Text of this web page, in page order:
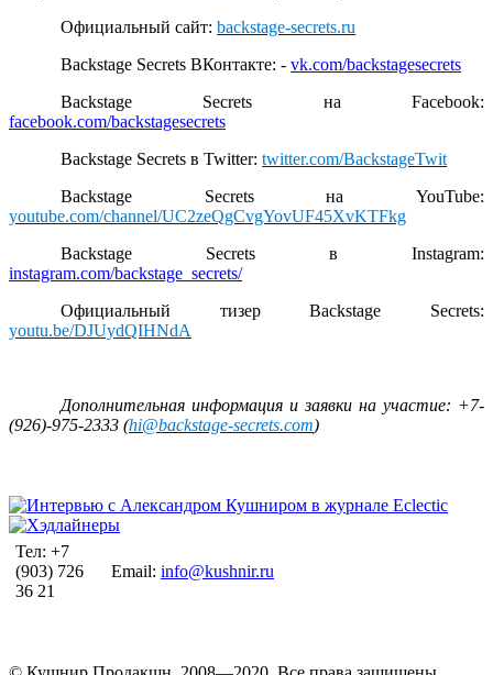
Официальный сайт:backstage-secrets.ru
Backstage SecretsВКонтакте: -vk.com/backstagesecrets
Backstage Secrets на Facebook:
facebook.com/backstagesecrets
Backstage Secretsв Twitter:twitter.com/BackstageTwit
Backstage Secretsна YouTube:
youtube.com/channel/UC2zeQgCvgYovUF45XvKTFkg
Backstage Secretsв Instagram:
instagram.com/backstage_secrets/
Официальный тизерBackstage Secrets:
youtu.be/DJUydQIHNdA
Дополнительная информация и заявки на участие: +7-
(926)-975-2333 (hi@backstage-secrets.com)
Тел: +7
(903) 726
36 21
Email: info@kushnir.ru